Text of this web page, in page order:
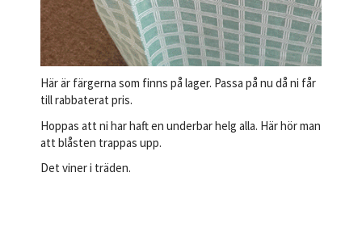
Här är färgerna som finns på lager. Passa på nu då ni får
till rabbaterat pris.
Hoppas att ni har haft en underbar helg alla. Här hör man
att blåsten trappas upp.
Det viner i träden.